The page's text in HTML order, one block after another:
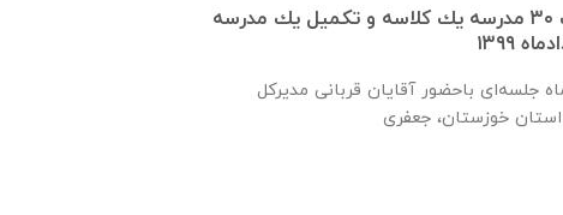
تفاهم نامه ساخت ٣٠ مدرسه يك كلاسه و تكميل يك مدرسه